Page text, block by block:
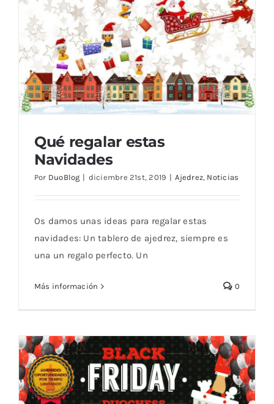
Qué regalar estas Navidades
Qué regalar estas
Navidades
Por DuoBlog | diciembre 21st, 2019 | Ajedrez, Noticias
Os damos unas ideas para regalar estas
navidades: Un tablero de ajedrez, siempre es
una un regalo perfecto. Un
Más información 0